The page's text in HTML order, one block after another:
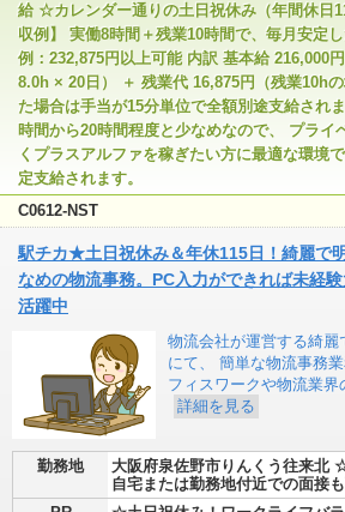
給 ☆カレンダー通りの土日祝休み（年間休日
収例】 実働8時間＋残業10時間で、毎月安定
例：232,875円以上可能 内訳 基本給 216,000
8.0h × 20日） ＋ 残業代 16,875円（残業10h
た場合は手当が15分単位で全額別途支給され
時間から20時間程度と少なめなので、 プライ
くプラスアルファを稼ぎたい方に最適な環境
定支給されます。
C0612-NST
駅チカ★土日祝休み＆年休115日！綺麗で
なめの物流事務。PC入力ができれば未経
活躍中
物流会社が運営する綺麗
にて、 簡単な物流事務
フィスワークや物流業
詳細を見る
勤務地
大阪府泉佐野市りんくう往来北
自宅または勤務地付近での面接